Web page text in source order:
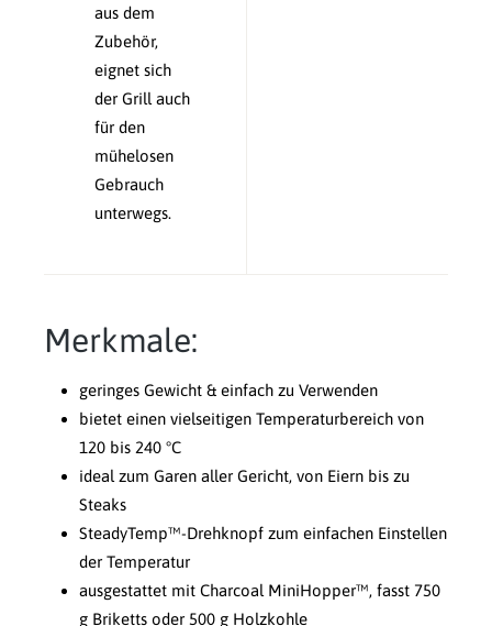
aus dem
Zubehör,
eignet sich
der Grill auch
für den
mühelosen
Gebrauch
unterwegs.
Merkmale:
geringes Gewicht & einfach zu Verwenden
bietet einen vielseitigen Temperaturbereich von
120 bis 240 °C
ideal zum Garen aller Gericht, von Eiern bis zu
Steaks
SteadyTemp™-Drehknopf zum einfachen Einstellen
der Temperatur
ausgestattet mit Charcoal MiniHopper™, fasst 750
g Briketts oder 500 g Holzkohle